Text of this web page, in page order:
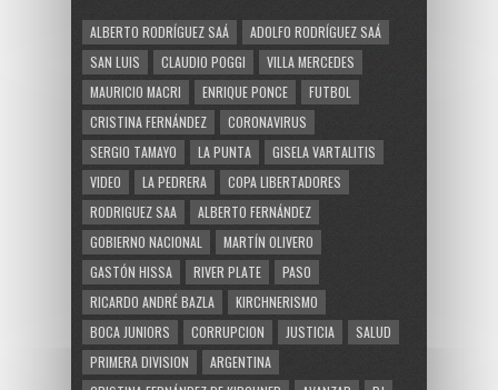
ALBERTO RODRÍGUEZ SAÁ
ADOLFO RODRÍGUEZ SAÁ
SAN LUIS
CLAUDIO POGGI
VILLA MERCEDES
MAURICIO MACRI
ENRIQUE PONCE
FUTBOL
CRISTINA FERNÁNDEZ
CORONAVIRUS
SERGIO TAMAYO
LA PUNTA
GISELA VARTALITIS
VIDEO
LA PEDRERA
COPA LIBERTADORES
RODRIGUEZ SAA
ALBERTO FERNÁNDEZ
GOBIERNO NACIONAL
MARTÍN OLIVERO
GASTÓN HISSA
RIVER PLATE
PASO
RICARDO ANDRÉ BAZLA
KIRCHNERISMO
BOCA JUNIORS
CORRUPCION JUSTICIA
SALUD
PRIMERA DIVISION
ARGENTINA